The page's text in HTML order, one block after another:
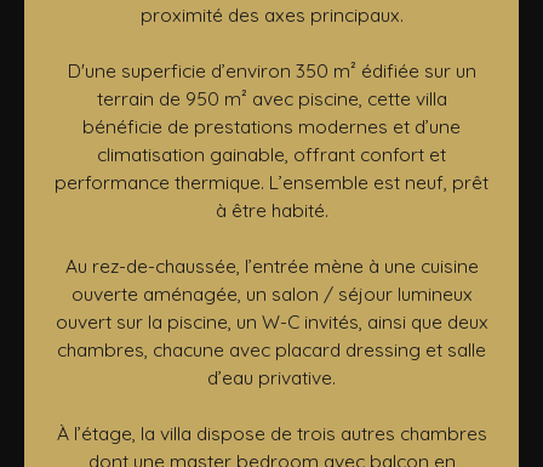
proximité des axes principaux.
D'une superficie d’environ 350 m² édifiée sur un
terrain de 950 m² avec piscine, cette villa
bénéficie de prestations modernes et d’une
climatisation gainable, offrant confort et
performance thermique. L’ensemble est neuf, prêt
à être habité.
Au rez-de-chaussée, l’entrée mène à une cuisine
ouverte aménagée, un salon / séjour lumineux
ouvert sur la piscine, un W-C invités, ainsi que deux
chambres, chacune avec placard dressing et salle
d’eau privative.
À l’étage, la villa dispose de trois autres chambres
dont une master bedroom avec balcon en